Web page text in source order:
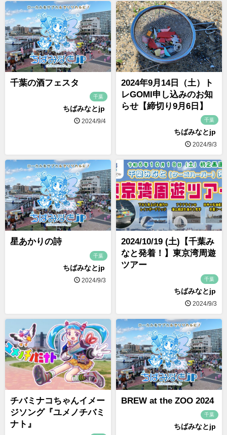
千葉の酒フェスタ
千葉
ちばみなとjp
2024/9/4
2024年9月14日（土）ト
レGOMI申し込みのお知
らせ【締切り9月6日】
千葉
ちばみなとjp
2024/9/3
星あかりの詩
千葉
ちばみなとjp
2024/9/3
2024/10/19 (土)【千葉み
なと発着！】東京湾周遊
ツアー
千葉
ちばみなとjp
2024/9/3
チバミナコちゃんイメー
ジソング『ユメノチバミ
ナト』
BREW at the ZOO 2024
千葉
ちばみなとjp